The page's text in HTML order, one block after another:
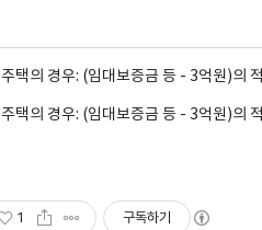
주택의 경우: (임대보증금 등 - 3억원)
주택의 경우: (임대보증금 등 - 3억원)
1 구독하기